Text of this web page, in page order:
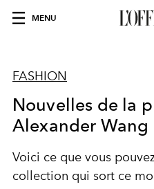
MENU
FASHION
Nouvelles de la
Alexander Wang
Voici ce que vous
collection qui sort ce